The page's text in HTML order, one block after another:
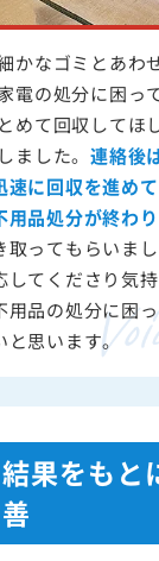
かなゴミとあわ
電の処分に困っ
とめて回収してほ
しました。連絡後
速に回収を進め
品処分が終わり
取ってもらいま
してくださり気
用品の処分に困
と思います。
果をもと